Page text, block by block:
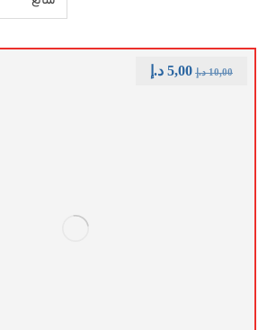
10,00 د.إ 5,00 د.إ